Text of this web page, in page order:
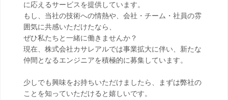
に応えるサービスを提供しています。
もし、当社の技術への情熱や、会社・チーム・社員の雰
囲気に共感いただけたなら、
ぜひ私たちと一緒に働きませんか？
現在、株式会社カサレアルでは事業拡大に伴い、新たな
仲間となるエンジニアを積極的に募集しています。
少しでも興味をお持ちいただけましたら、まずは弊社の
ことを知っていただけると嬉しいです。